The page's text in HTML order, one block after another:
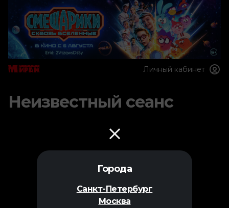
Города
Санкт-Петербург
Москва
Личный кабинет
Неизвестный сеанс